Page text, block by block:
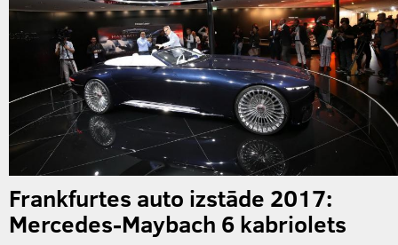
Frankfurtes auto izstāde 2017:
Mercedes-Maybach 6 kabriolets